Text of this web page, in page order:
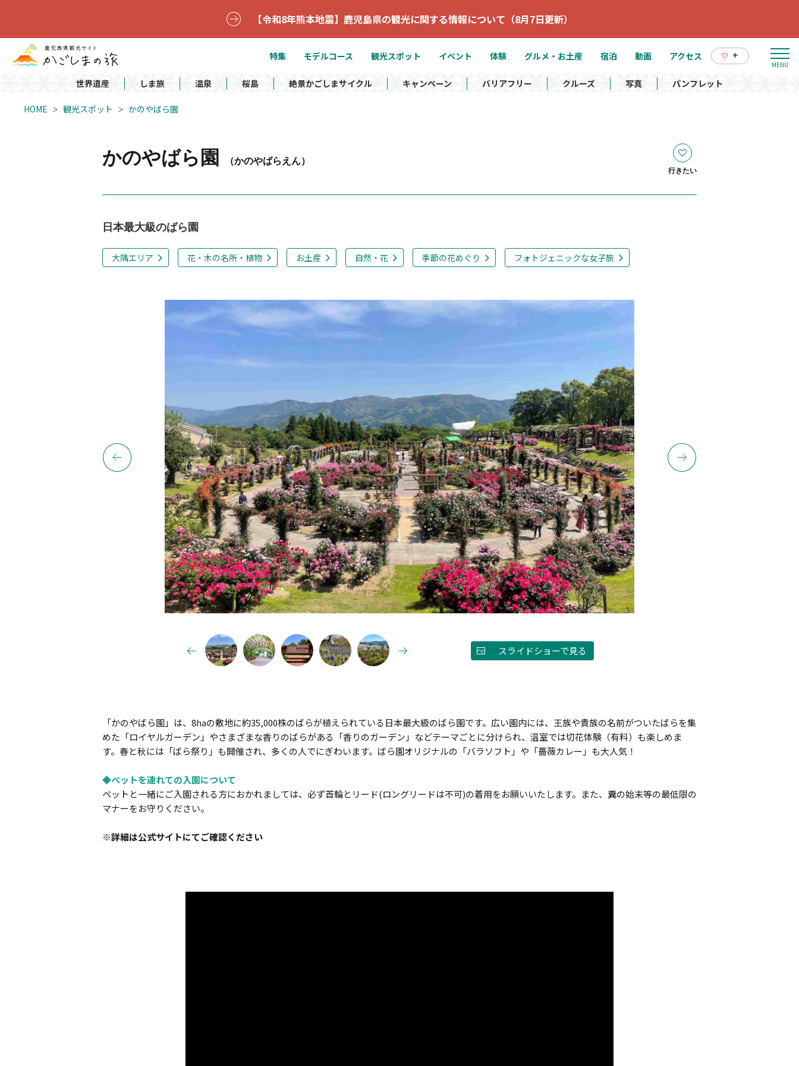
【令和8年熊本地震】鹿児島県の観光に関する情報について（8月7日更新）
特集 モデルコース 観光スポット イベント 体験 グルメ・お土産 宿泊 動画 アクセス +
世界遺産 しま旅 温泉 桜島 絶景かごしまサイクル キャンペーン バリアフリー クルーズ 写真 パンフレット
HOME 観光スポット かのやばら園
かのやばら園 （かのやばらえん）
行きたい
日本最大級のばら園
大隅エリア 花・木の名所・植物 お土産 自然・花 季節の花めぐり フォトジェニックな女子旅
スライドショーで見る
「かのやばら園」は、8haの敷地に約35,000株のばらが植えられている日本最大級のばら園です。広い園内には、王族や貴族の名前がついたばらを集
めた「ロイヤルガーデン」やさまざまな香りのばらがある「香りのガーデン」などテーマごとに分けられ、温室では切花体験（有料）も楽しめま
す。春と秋には「ばら祭り」も開催され、多くの人でにぎわいます。ばら園オリジナルの「バラソフト」や「薔薇カレー」も大人気！
◆ペットを連れての入園について
ペットと一緒にご入園される方におかれましては、必ず首輪とリード(ロングリードは不可)の着用をお願いいたします。また、糞の始末等の最低限の
マナーをお守りください。
※詳細は公式サイトにてご確認ください